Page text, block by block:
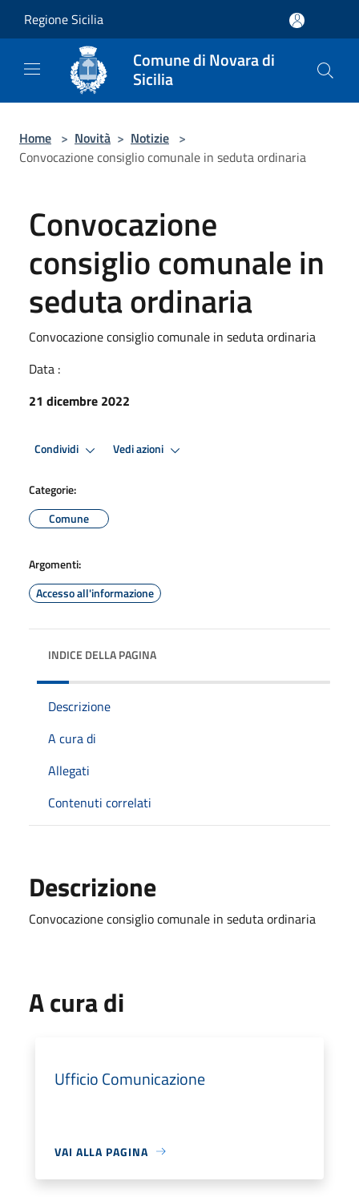
Regione Sicilia
Comune di Novara di
Sicilia
Home > Novità > Notizie >
Convocazione consiglio comunale in seduta ordinaria
Convocazione
consiglio comunale in
seduta ordinaria
Convocazione consiglio comunale in seduta ordinaria
Data :
21 dicembre 2022
Condividi Vedi azioni
Categorie:
Comune
Argomenti:
Accesso all'informazione
INDICE DELLA PAGINA
Descrizione
A cura di
Allegati
Contenuti correlati
Descrizione
Convocazione consiglio comunale in seduta ordinaria
A cura di
Ufficio Comunicazione
VAI ALLA PAGINA